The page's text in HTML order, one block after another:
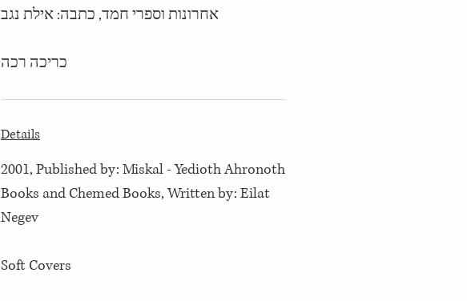
אחרונות וספרי חמד, כתבה: אילת נגב
כריכה רכה
Details
2001, Published by: Miskal - Yedioth Ahronoth
Books and Chemed Books, Written by: Eilat
Negev
Soft Covers